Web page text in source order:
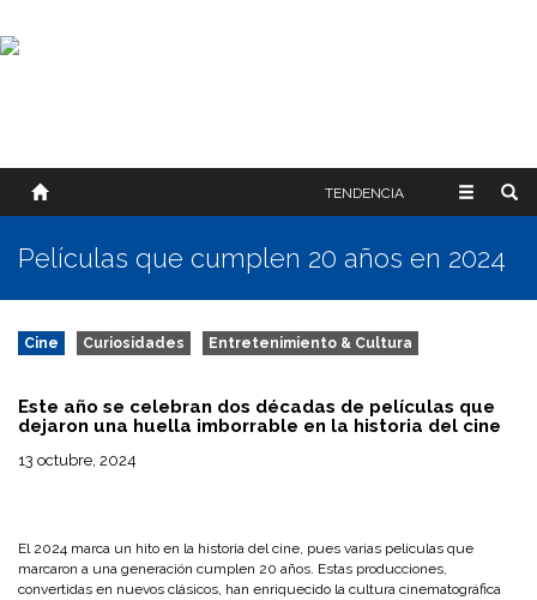
SOBRE NOSOTROS
TENDENCIA
Películas que cumplen 20 años en 2024
Cine Curiosidades Entretenimiento & Cultura
Este año se celebran dos décadas de películas que
dejaron una huella imborrable en la historia del cine
13 octubre, 2024
El 2024 marca un hito en la historia del cine, pues varias películas que
marcaron a una generación cumplen 20 años. Estas producciones,
convertidas en nuevos clásicos, han enriquecido la cultura cinematográfica